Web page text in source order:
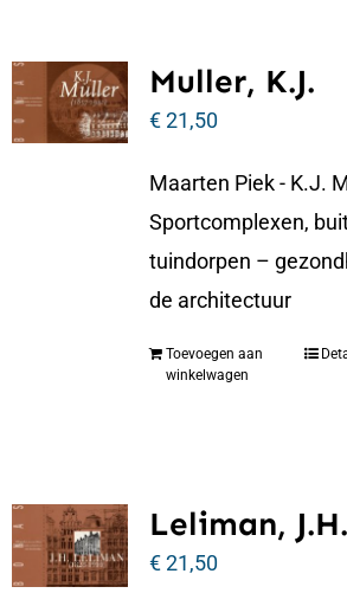
Muller, K.J.
€21,50
Maarten Piek - K.J.
Sportcomplexen,
tuindorpen –
de architectuur
Toevoegen aan
winkelwagen
Leliman, J.H.
€21,50